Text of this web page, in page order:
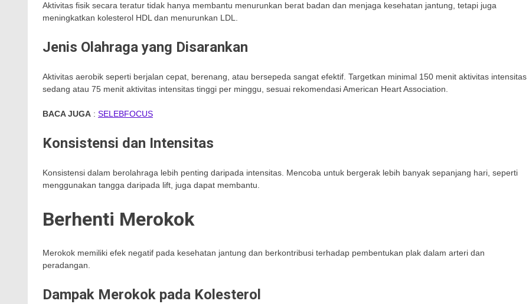
Aktivitas fisik secara teratur tidak hanya membantu menurunkan berat badan dan menjaga kesehatan jantung, tetapi juga
meningkatkan kolesterol HDL dan menurunkan LDL.
Jenis Olahraga yang Disarankan
Aktivitas aerobik seperti berjalan cepat, berenang, atau bersepeda sangat efektif. Targetkan minimal 150 menit aktivitas intensitas
sedang atau 75 menit aktivitas intensitas tinggi per minggu, sesuai rekomendasi American Heart Association.
BACA JUGA : SELEBFOCUS
Konsistensi dan Intensitas
Konsistensi dalam berolahraga lebih penting daripada intensitas. Mencoba untuk bergerak lebih banyak sepanjang hari, seperti
menggunakan tangga daripada lift, juga dapat membantu.
Berhenti Merokok
Merokok memiliki efek negatif pada kesehatan jantung dan berkontribusi terhadap pembentukan plak dalam arteri dan
peradangan.
Dampak Merokok pada Kolesterol